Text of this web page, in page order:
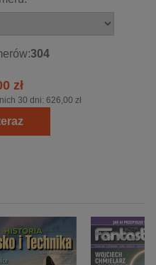
304
zł
30 dni: 626,00 zł